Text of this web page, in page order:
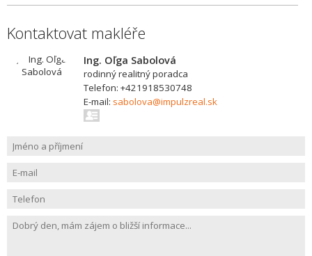
Kontaktovat makléře
Ing. Oľga Sabolová
rodinný realitný poradca
Telefon: +421918530748
E-mail: sabolova@impulzreal.sk